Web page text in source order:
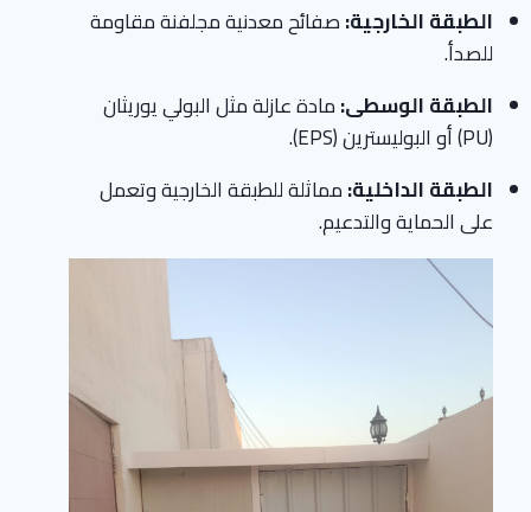
الطبقة الخارجية:صفائح معدنية مجلفنة مقاومة
للصدأ.
الطبقة الوسطى:مادة عازلة مثل البولي يوريثان
(PU) أو البوليسترين (EPS).
الطبقة الداخلية:مماثلة للطبقة الخارجية وتعمل
على الحماية والتدعيم.